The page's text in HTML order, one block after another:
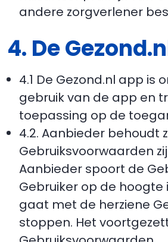
andere zorgverlener
4. De
4.1 De Gezond.nl app
gebruik van de app en
toepassing op de
4.2. Aanbieder behoudt
Gebruiksvoorwaarden
Aanbieder spoort de
Gebruiker op de hoogte
gaat met de herziene
stoppen. Het